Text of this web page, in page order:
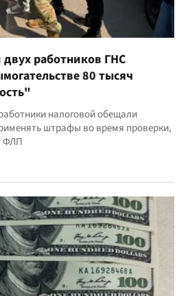
работников ГНС
80 тысяч
налоговой обещали
штрафы во время проверки,
ФЛП